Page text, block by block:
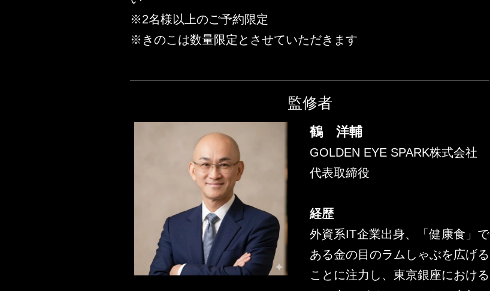
※2名様以上のご予約限定
※きのこは数量限定とさせていただきます
監修者
鶴 洋輔
GOLDEN EYE SPARK株式会社
代表取締役
経歴
外資系IT企業出身、「健康食」で
ある金の目のラムしゃぶを広げる
ことに注力し、東京銀座における